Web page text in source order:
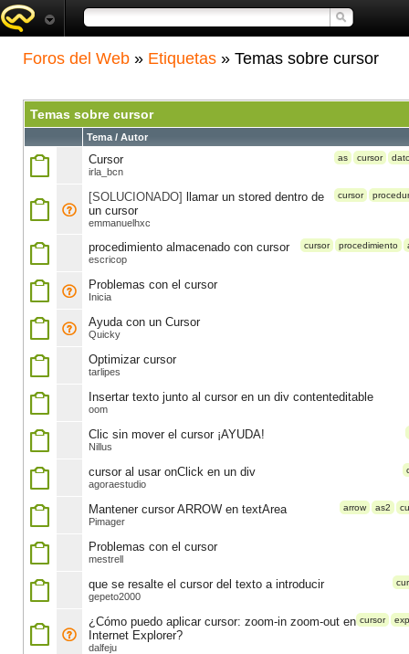
Foros del Web » Etiquetas » Temas sobre cursor
Temas sobre cursor
Tema / Autor
as cursor
Cursor
irla_bcn
cursor
[SOLUCIONADO]
llamar un stored dentro de
un cursor
emmanuelhxc
cursor procedimiento
procedimiento almacenado con cursor
escricop
Problemas con el cursor
Inicia
Ayuda con un Cursor
Quicky
Optimizar cursor
tarlipes
Insertar texto junto al cursor en un div contenteditable
oom
Clic sin mover el cursor ¡AYUDA!
Nillus
cursor al usar onClick en un div
agoraestudio
arrow as2
Mantener cursor ARROW en textArea
Pimager
Problemas con el cursor
mestrell
que se resalte el cursor del texto a introducir
gepeto2000
cursor
¿Cómo puedo aplicar cursor: zoom-in zoom-out en
Internet Explorer?
dalfeju